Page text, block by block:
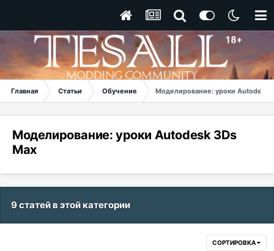
Главная Статьи Обучение Моделирование: уроки Autodesk
Моделирование: уроки Autodesk 3Ds
Max
9 статей в этой категории
СОРТИРОВКА